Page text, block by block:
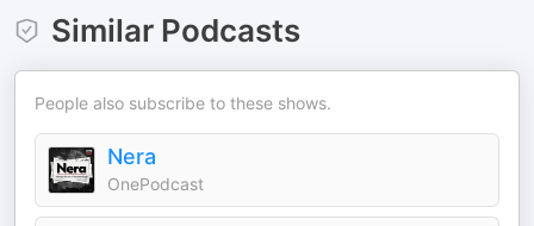
Similar Podcasts
People also subscribe to these shows.
Nera
OnePodcast